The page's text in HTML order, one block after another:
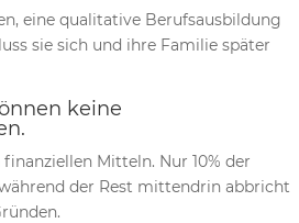
eine qualitative Berufsausbildung
sie sich und ihre Familie später
keine
Mitteln. Nur 10% der
der Rest mittendrin abbricht